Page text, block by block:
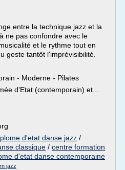
entre la technique jazz et la
ne pas confondre avec le
et le rythme tout en
geste tantôt l'imprévisibilité.
- Moderne - Pilates
d'Etat (contemporain) et...
d'etat danse jazz /
classique / centre formation
d'etat danse contemporaine
jazz